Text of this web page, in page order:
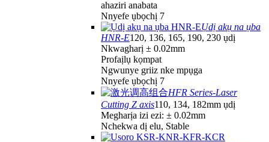
ahaziri anabata
Nnyefe ụbọchị 7
Ụdị akụ na ụba
HNR-E120, 136, 165, 190, 230 ụdị
Nkwagharị ± 0.02mm
Profaịlụ kọmpat
Ngwunye griiz nke mpụga
Nnyefe ụbọchị 7
HFR Series-Laser
Cutting Z axis110, 134, 182mm ụdị
Megharịa izi ezi: ± 0.02mm
Nchekwa dị elu, Stable